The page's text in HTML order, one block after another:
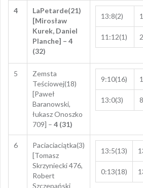
4
LaPetarde(21)
[Mirosław
Kurek, Daniel
Planche] – 4
(32)
13:8(2)
11:12(1)
5
Zemsta
Teściowej(18)
[Paweł
Baranowski,
łukasz Onoszko
709] – 4 (31)
9:10(16)
13:0(3)
6
Paciaciaciątka(3)
[Tomasz
Skrzyniecki 476,
Robert
Szczepański
13:5(13)
0:13(18)